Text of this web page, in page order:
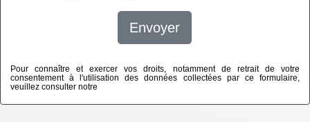
Envoyer
Pour connaître et exercer vos droits, notamment de retrait de votre
consentement à l'utilisation des données collectées par ce formulaire,
veuillez consulter notre